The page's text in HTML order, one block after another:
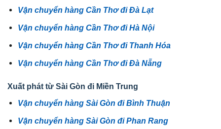
Vận chuyển hàng Cần Thơ đi Đà Lạt
Vận chuyển hàng Cần Thơ đi Hà Nội
Vận chuyển hàng Cần Thơ đi Thanh Hóa
Vận chuyển hàng Cần Thơ đi Đà Nẵng
Xuất phát từ Sài Gòn đi Miền Trung
Vận chuyển hàng Sài Gòn đi Bình Thuận
Vận chuyển hàng Sài Gòn đi Phan Rang